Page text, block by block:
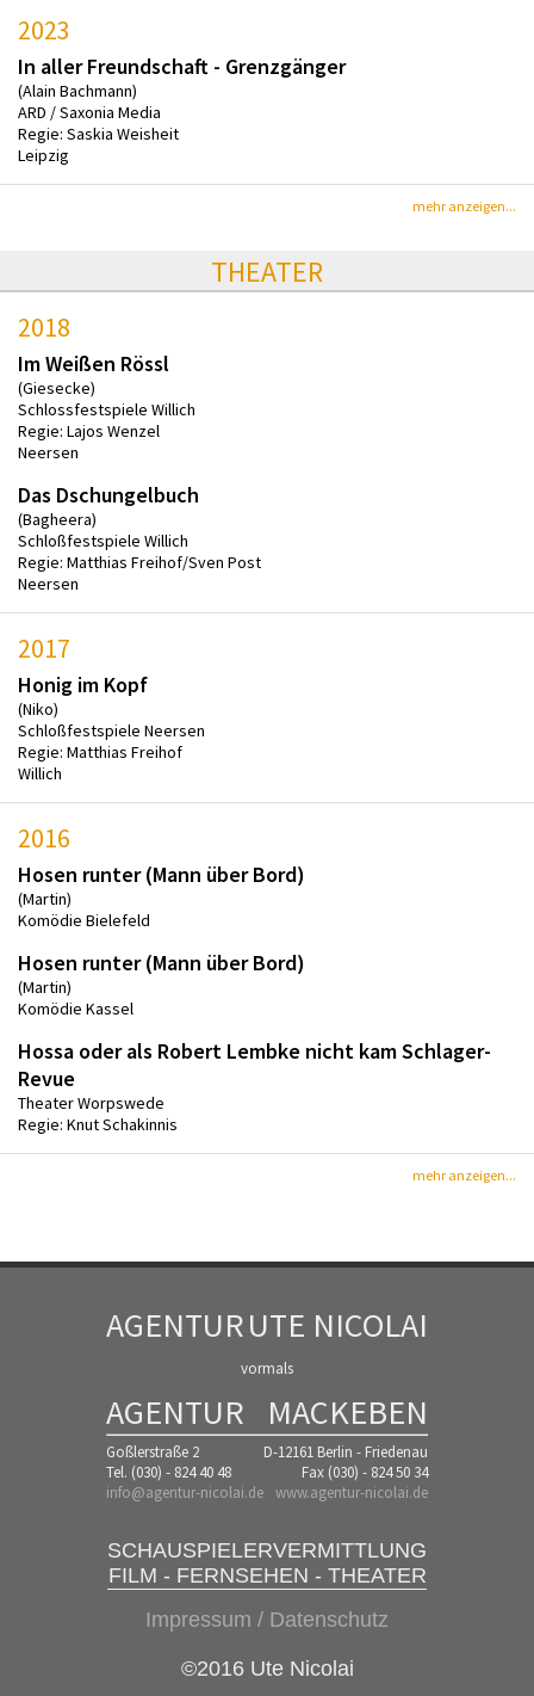
2023
In aller Freundschaft - Grenzgänger
(Alain Bachmann)
ARD / Saxonia Media
Regie: Saskia Weisheit
Leipzig
mehr anzeigen...
THEATER
2018
Im Weißen Rössl
(Giesecke)
Schlossfestspiele Willich
Regie: Lajos Wenzel
Neersen
Das Dschungelbuch
(Bagheera)
Schloßfestspiele Willich
Regie: Matthias Freihof/Sven Post
Neersen
2017
Honig im Kopf
(Niko)
Schloßfestspiele Neersen
Regie: Matthias Freihof
Willich
2016
Hosen runter (Mann über Bord)
(Martin)
Komödie Bielefeld
Hosen runter (Mann über Bord)
(Martin)
Komödie Kassel
Hossa oder als Robert Lembke nicht kam Schlager-
Revue
Theater Worpswede
Regie: Knut Schakinnis
mehr anzeigen...
AGENTURUTE NICOLAI
vormals
AGENTUR MACKEBEN
Goßlerstraße 2
D-12161 Berlin - Friedenau
Tel. (030) - 824 40 48
Fax (030) - 824 50 34
info@agentur-nicolai.de www.agentur-nicolai.de
SCHAUSPIELERVERMITTLUNG
FILM - FERNSEHEN - THEATER
Impressum / Datenschutz
©2016 Ute Nicolai